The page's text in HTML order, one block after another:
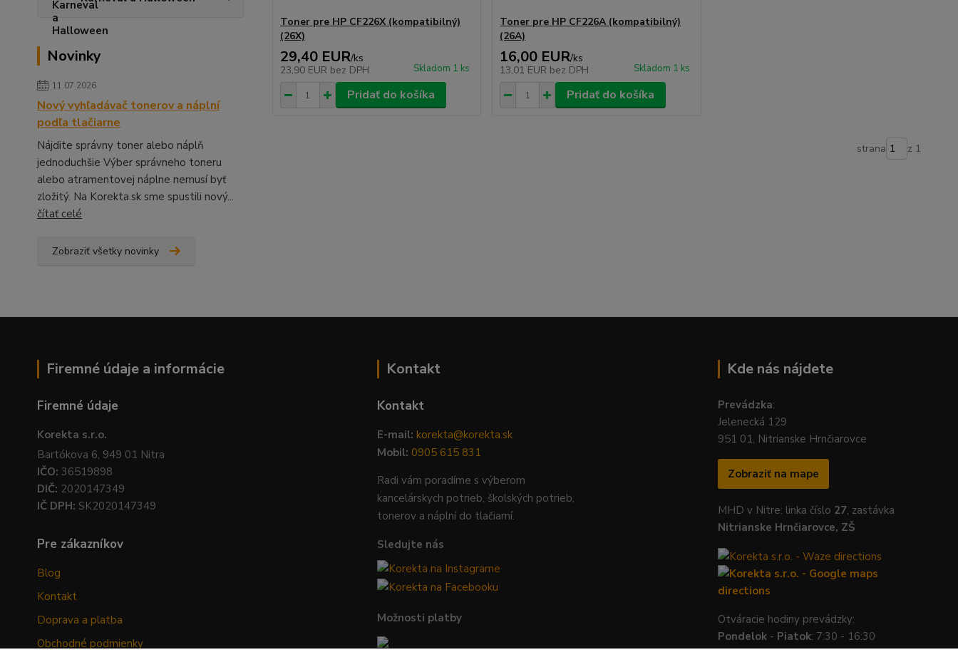
Novinky
11.07.2026
Nový vyhľadávač tonerov a náplní
podľa tlačiarne
Nájdite správny toner alebo náplň
jednoduchšie Výber správneho toneru
alebo atramentovej náplne nemusí byť
zložitý. Na Korekta.sk sme spustili nový...
čítať celé
Zobraziť všetky novinky
Toner pre HP CF226X (kompatibilný)
(26X)
29,40 EUR/ks
23,90 EUR bez DPH Skladom 1 ks
Pridať do košíka
Toner pre HP CF226A (kompatibilný)
(26A)
16,00 EUR/ks
13,01 EUR bez DPH Skladom 1 ks
Pridať do košíka
strana z 1
Firemné údaje a informácie
Firemné údaje
Korekta s.r.o.
Bartókova 6, 949 01 Nitra
IČO: 36519898
DIČ: 2020147349
IČ DPH: SK2020147349
Pre zákazníkov
Blog
Kontakt
Doprava a platba
Obchodné podmienky
Kontakt
Kontakt
E-mail: korekta@korekta.sk
Mobil: 0905 615 831
Radi vám poradíme s výberom
kancelárskych potrieb, školských potrieb,
tonerov a náplní do tlačiarní.
Sledujte nás
Možnosti platby
Kde nás nájdete
Prevádzka:
Jelenecká 129
951 01, Nitrianske Hrnčiarovce
Zobraziť na mape
MHD v Nitre: linka číslo 27, zastávka
Nitrianske Hrnčiarovce, ZŠ
Otváracie hodiny prevádzky:
Pondelok - Piatok: 7:30 - 16:30